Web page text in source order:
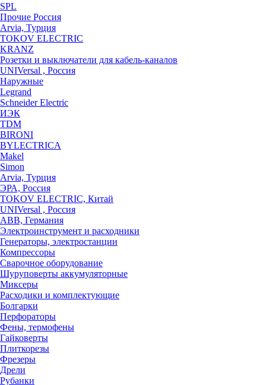
SPL
Прочие Россия
Arvia, Турция
TOKOV ELECTRIC
KRANZ
Розетки и выключатели для кабель-каналов
UNIVersal , Россия
Наружные
Legrand
Schneider Electric
ИЭК
TDM
BIRONI
BYLECTRICA
Makel
Simon
Arvia, Турция
ЭРА, Россия
TOKOV ELECTRIC, Китай
UNIVersal , Россия
ABB, Германия
Электроинструмент и расходники
Генераторы, электростанции
Компрессоры
Сварочное оборудование
Шуруповерты аккумуляторные
Миксеры
Расходики и комплектующие
Болгарки
Перфораторы
Фены, термофены
Гайковерты
Плиткорезы
Фрезеры
Дрели
Рубанки